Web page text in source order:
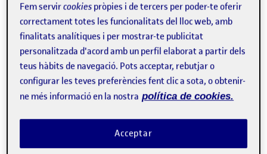
Art i diferència:
Repensem les pràctiques
interculturals en educació
artística
Reflexió crítica
Fem servircookies pròpies i de tercers per poder-te oferir
correctament totes les funcionalitats del lloc web, amb
finalitats analítiques i per mostrar-te publicitat
personalitzada d'acord amb un perfil elaborat a partir dels
teus hàbits de navegació. Pots acceptar, rebutjar o
configurar les teves preferències fent clic a sota, o obtenir-
ne més informació en la nostra política de cookies.
Acceptar